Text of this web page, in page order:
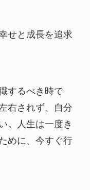
せと成長を追求
するべき時で
右されず、自分
。人生は一度き
めに、今すぐ行